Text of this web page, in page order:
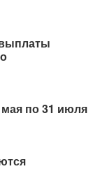
по 31 июля